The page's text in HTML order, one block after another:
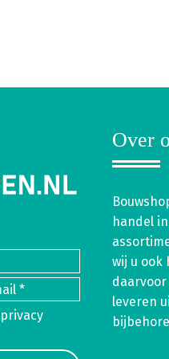
privacy
Over
handel
wij u ook
leveren